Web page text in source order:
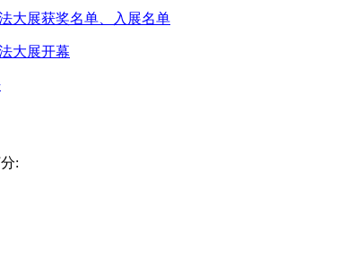
大展获奖名单、入展名单
大展开幕
: